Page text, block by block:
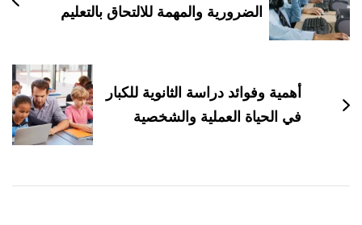
الضرورية والمهمة للالتحاق بالتعليم
أهمية وفوائد دراسة الثانوية للكبار
في الحياة العملية والشخصية